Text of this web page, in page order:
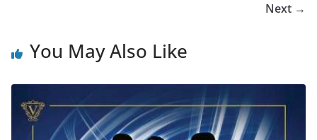
Next →
You May Also Like